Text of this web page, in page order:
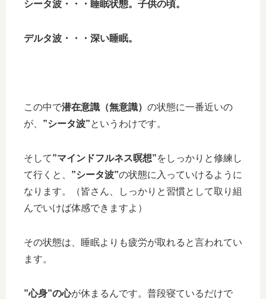
シータ波・・・睡眠状態。子供の頃。
デルタ波・・・深い睡眠。
この中で潜在意識（無意識） の状態に一番近いの
が、 ”シータ波”というわけです。
そして”マインドフルネス暝想”をしっかりと修練し
て行くと、 ”シータ波”の状態に入っていけるように
なります。（皆さん、しっかりと習慣として取り組
んでいけば体感できますよ）
その状態は、睡眠よりも疲労が取れると言われてい
ます。
”心身”の心が休まるんです。普段寝ているだけで